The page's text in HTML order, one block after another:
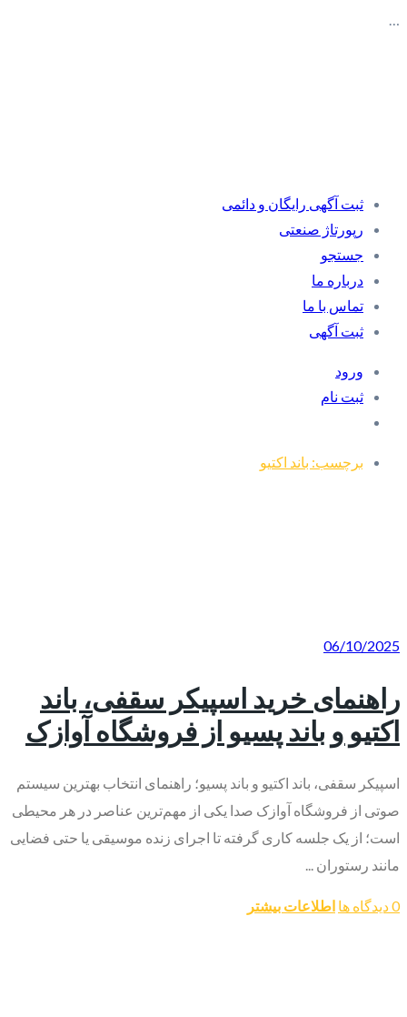
…
ثبت آگهی رایگان و دائمی
رپورتاژ صنعتی
جستجو
درباره ما
تماس با ما
ثبت آگهی
ورود
ثبت نام
برچسب: باند اکتیو
06/10/2025
راهنمای خرید اسپیکر سقفی، باند
اکتیو و باند پسیو از فروشگاه آوازک
اسپیکر سقفی، باند اکتیو و باند پسیو؛ راهنمای انتخاب بهترین سیستم
صوتی از فروشگاه آوازک صدا یکی از مهم‌ترین عناصر در هر محیطی
است؛ از یک جلسه کاری گرفته تا اجرای زنده موسیقی یا حتی فضایی
مانند رستوران ...
0 دیدگاه ها اطلاعات بیشتر